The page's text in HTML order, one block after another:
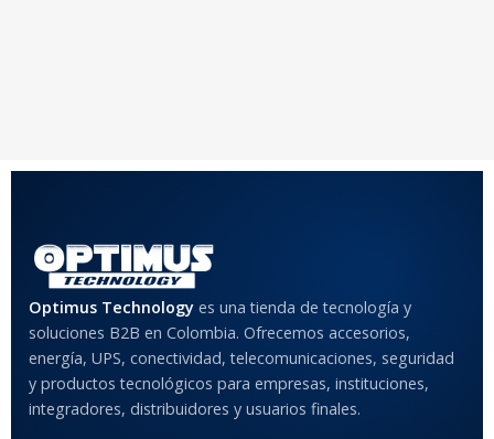
Optimus Technology es una tienda de tecnología y
soluciones B2B en Colombia. Ofrecemos accesorios,
energía, UPS, conectividad, telecomunicaciones, seguridad
y productos tecnológicos para empresas, instituciones,
integradores, distribuidores y usuarios finales.